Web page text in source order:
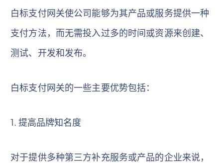
白标支付网关使公司能够为其产品或服务提供一种
支付方法，而无需投入过多的时间或资源来创建、
测试、开发和发布。
白标支付网关的一些主要优势包括：
1. 提高品牌知名度
对于提供多种第三方补充服务或产品的企业来说，